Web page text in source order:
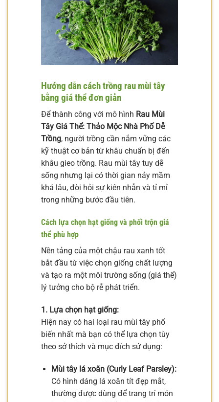
Hướng dẫn cách trồng rau mùi tây
bằng giá thể đơn giản
Để thành công với mô hình Rau Mùi
Tây Giá Thể: Thảo Mộc Nhà Phố Dễ
Trồng, người trồng cần nắm vững các
kỹ thuật cơ bản từ khâu chuẩn bị đến
khâu gieo trồng. Rau mùi tây tuy dễ
sống nhưng lại có thời gian nảy mầm
khá lâu, đòi hỏi sự kiên nhẫn và tỉ mỉ
trong những bước đầu tiên.
Cách lựa chọn hạt giống và phối trộn giá
thể phù hợp
Nền tảng của một chậu rau xanh tốt
bắt đầu từ việc chọn giống chất lượng
và tạo ra một môi trường sống (giá thể)
lý tưởng cho bộ rễ phát triển.
1. Lựa chọn hạt giống:
Hiện nay có hai loại rau mùi tây phổ
biến nhất mà bạn có thể lựa chọn tùy
theo sở thích và mục đích sử dụng:
Mùi tây lá xoăn (Curly Leaf Parsley):
Có hình dáng lá xoăn tít đẹp mắt,
thường được dùng để trang trí món